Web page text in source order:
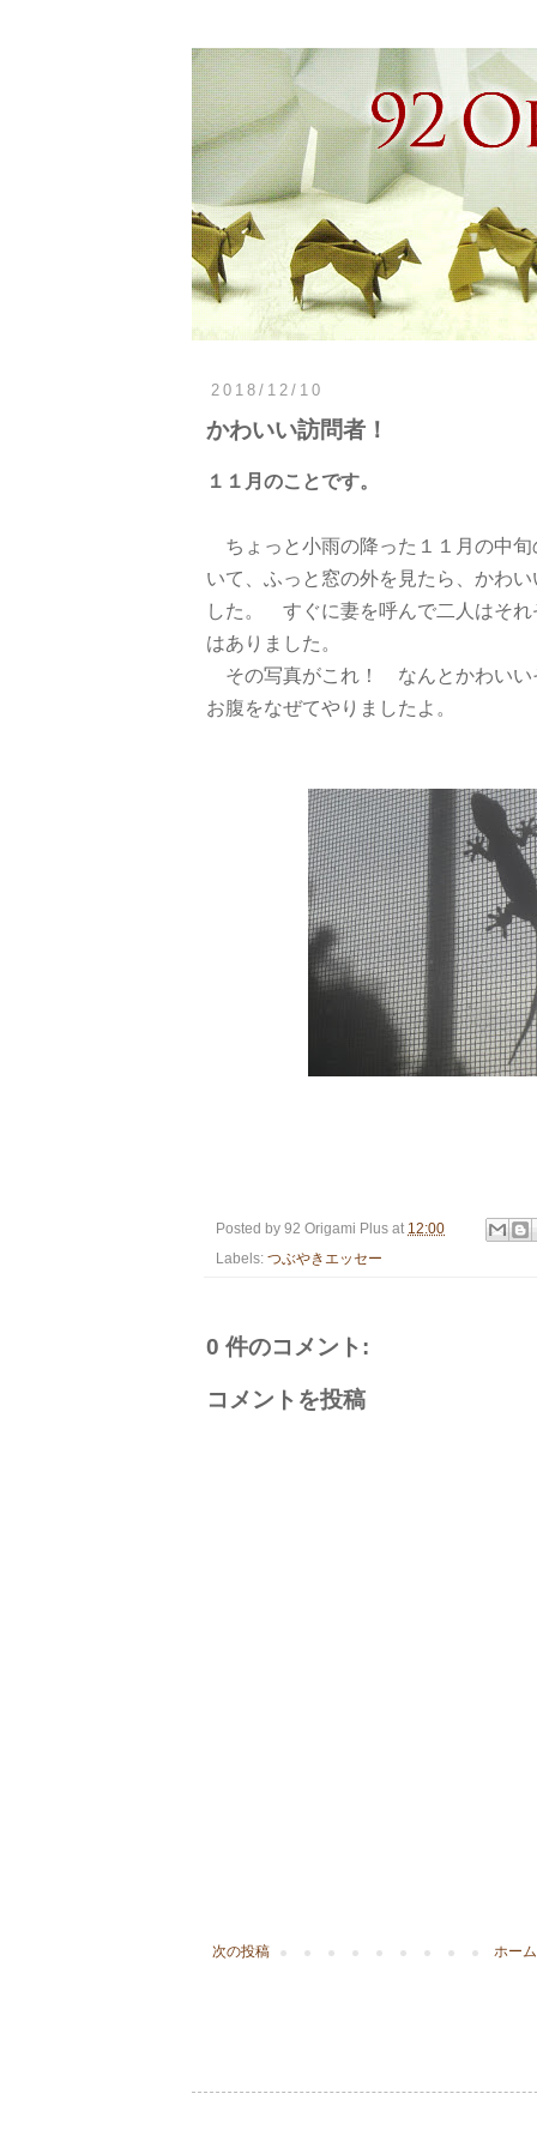
2018/12/10
かわいい訪問者！
１１月のことです。
ちょっと小雨の降った１１月の中
いて、ふっと窓の外を見たら、かわ
した。 すぐに妻を呼んで二人はそ
はありました。
その写真がこれ！ なんとかわい
お腹をなぜてやりましたよ。
Posted by 92 Origami Plus at 12:00
Labels: つぶやきエッセー
0 件のコメント:
コメントを投稿
次の投稿 ホーム